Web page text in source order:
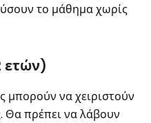
το μάθημα χωρίς
ετών)
μπορούν να χειριστούν
Θα πρέπει να λάβουν